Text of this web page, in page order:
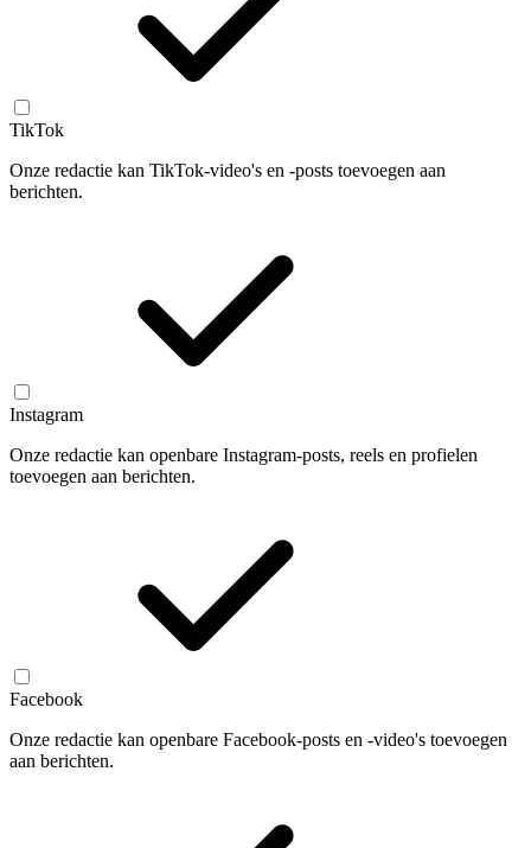
TikTok
Onze redactie kan TikTok-video's en -posts toevoegen aan
berichten.
Instagram
Onze redactie kan openbare Instagram-posts, reels en profielen
toevoegen aan berichten.
Facebook
Onze redactie kan openbare Facebook-posts en -video's toevoegen
aan berichten.